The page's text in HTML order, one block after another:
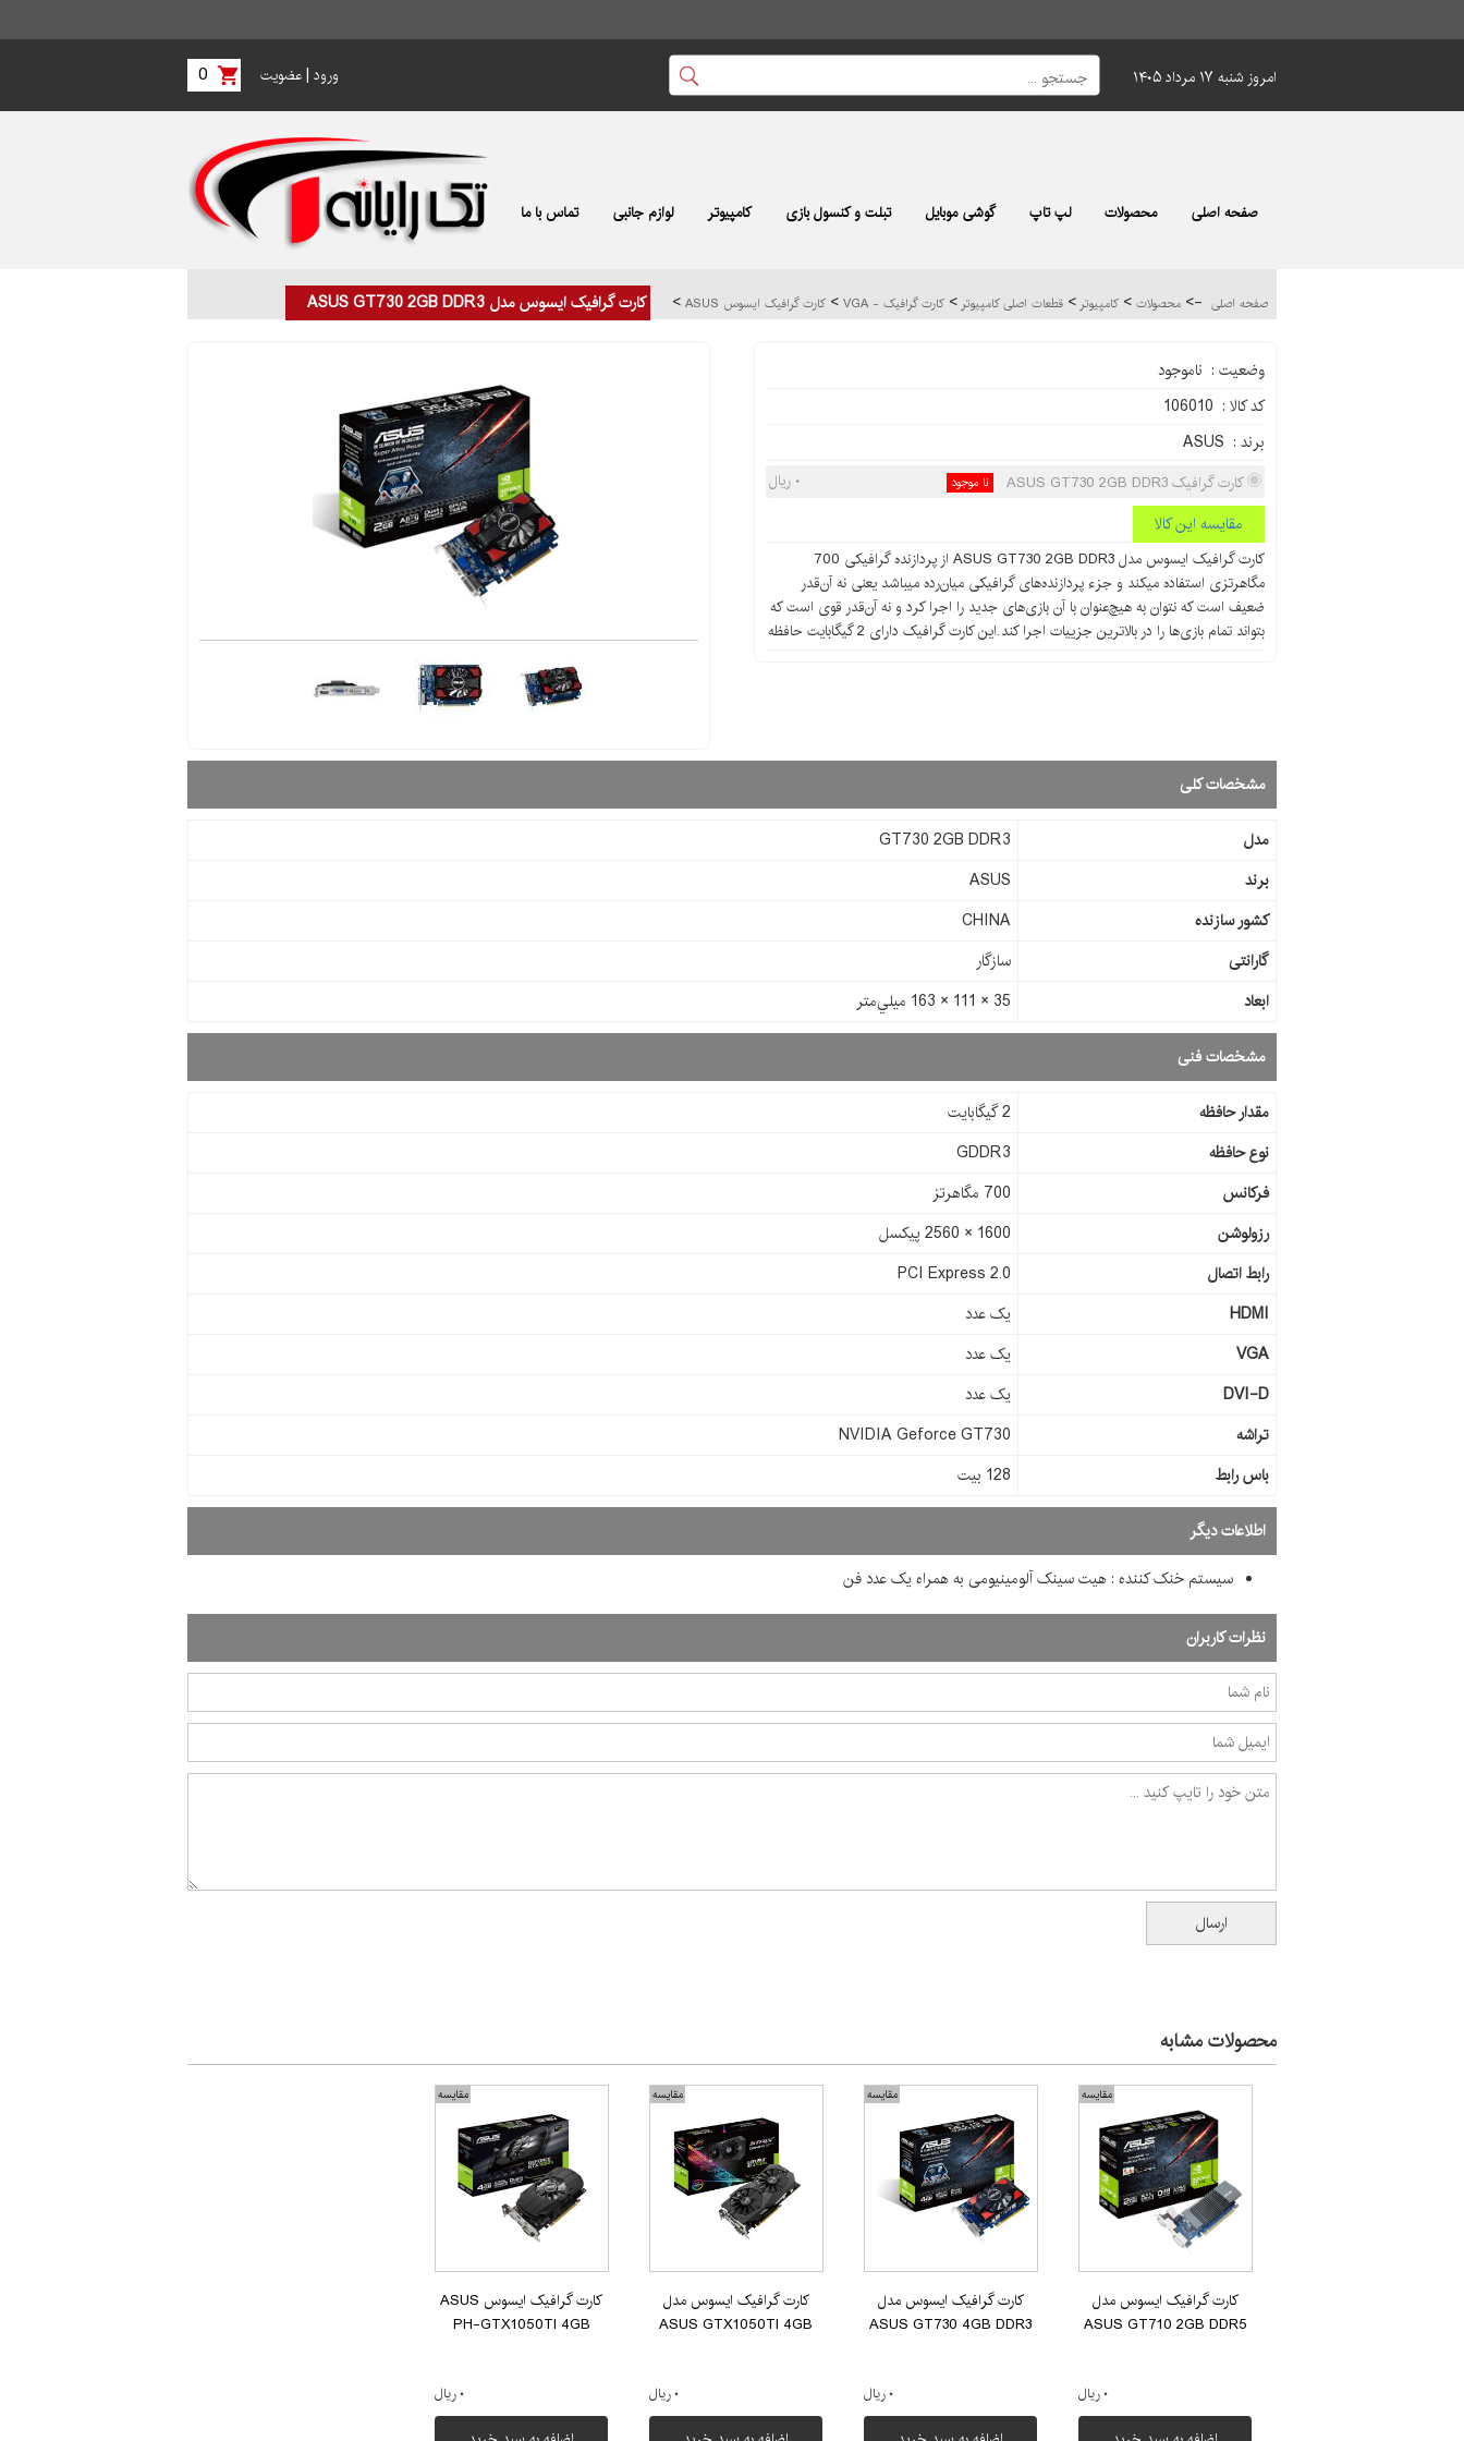
امروز شنبه ۱۷ مرداد ۱۴۰۵ 0 ورود |عضویت
صفحه اصلی محصولات لپ تاپ گوشی موبایل تبلت و کنسول بازی کامپیوتر لوازم جانبی تماس با ما
صفحه اصلی -> محصولات > کامپیوتر > قطعات اصلی کامپیوتر > کارت گرافیک - VGA > کارت گرافیک ایسوس ASUS > کارت گرافیک ایسوس مدل ASUS GT730 2GB DDR3
وضعیت : ناموجود
کد کالا : 106010
برند : ASUS
۰ ریال کارت گرافیک ASUS GT730 2GB DDR3 نا موجود
مقایسه این کالا
کارت گرافیک ایسوس مدل ASUS GT730 2GB DDR3 از پردازنده گرافیکی 700
مگاهرتزی استفاده میکند و جزء پردازنده‌های گرافیکی میان‌رده‌ میباشد یعنی نه آن‌قدر
ضعیف است که نتوان به هیچ‌عنوان با آن بازی‌های جدید را اجرا کرد و نه آن‌قدر قوی است که
بتواند تمام بازی‌ها را در بالاترین جزییات اجرا کند.این کارت گرافیک دارای 2 گیگابایت حافظه
مشخصات کلی
مدل
GT730 2GB DDR3
برند
ASUS
کشور سازنده
CHINA
گارانتی
سازگار
ابعاد
35 × 111 × 163 ميلي‌متر
مشخصات فنی
مقدار حافظه
2 گیگابایت
نوع حافظه
GDDR3
فرکانس
700 مگاهرتز
رزولوشن
1600 × 2560 پیکسل
رابط اتصال
PCI Express 2.0
HDMI
یک عدد
VGA
یک عدد
DVI-D
یک عدد
تراشه
NVIDIA Geforce GT730
باس رابط
128 بیت
اطلاعات دیگر
سیستم خنک کننده : هیت سینک آلومینیومی به همراه یک عدد فن
نظرات کاربران
محصولات مشابه
مقایسه
کارت گرافیک ایسوس مدل
ASUS GT710 2GB DDR5
۰ ریال
مقایسه
کارت گرافیک ایسوس مدل
ASUS GT730 4GB DDR3
۰ ریال
مقایسه
کارت گرافیک ایسوس مدل
ASUS GTX1050TI 4GB
۰ ریال
مقایسه
کارت گرافیک ایسوس ASUS
PH-GTX1050TI 4GB
۰ ریال